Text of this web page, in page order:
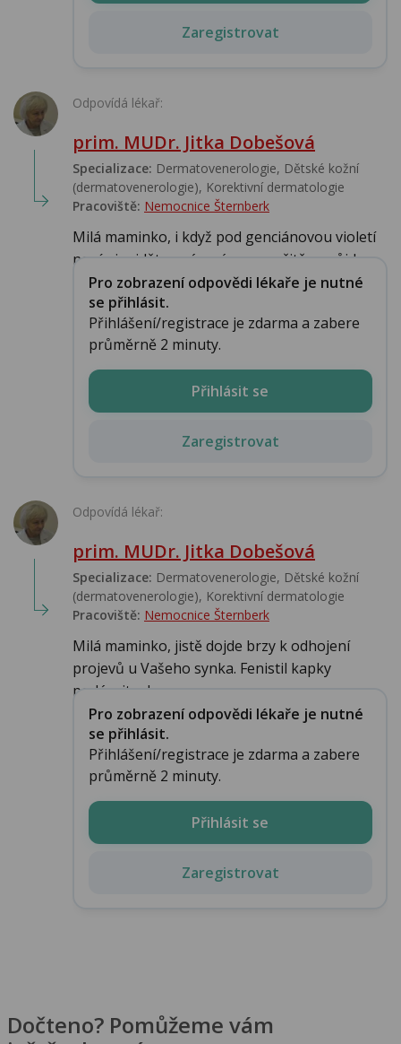
Zaregistrovat
Odpovídá lékař:
prim. MUDr. Jitka Dobešová
Specializace: Dermatovenerologie, Dětské kožní
(dermatovenerologie), Korektivní dermatologie
Pracoviště: Nemocnice Šternberk
Milá maminko, i když pod genciánovou violetí
není nic vidět, o pásový opar určitě nepůjde...
Pro zobrazení odpovědi lékaře je nutné
se přihlásit.
Přihlášení/registrace je zdarma a zabere
průměrně 2 minuty.
Přihlásit se
Zaregistrovat
Odpovídá lékař:
prim. MUDr. Jitka Dobešová
Specializace: Dermatovenerologie, Dětské kožní
(dermatovenerologie), Korektivní dermatologie
Pracoviště: Nemocnice Šternberk
Milá maminko, jistě dojde brzy k odhojení
projevů u Vašeho synka. Fenistil kapky
podávejte do ...
Pro zobrazení odpovědi lékaře je nutné
se přihlásit.
Přihlášení/registrace je zdarma a zabere
průměrně 2 minuty.
Přihlásit se
Zaregistrovat
Dočteno? Pomůžeme vám